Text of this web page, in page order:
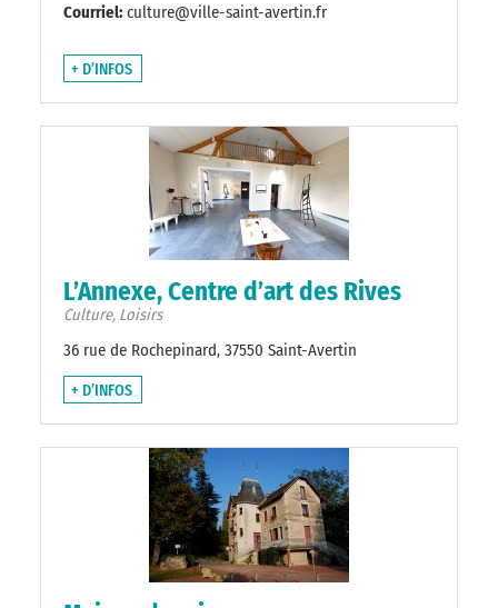
Courriel: culture@ville-saint-avertin.fr
+ D’INFOS
L’Annexe, Centre d’art des Rives
Culture, Loisirs
36 rue de Rochepinard, 37550 Saint-Avertin
+ D’INFOS